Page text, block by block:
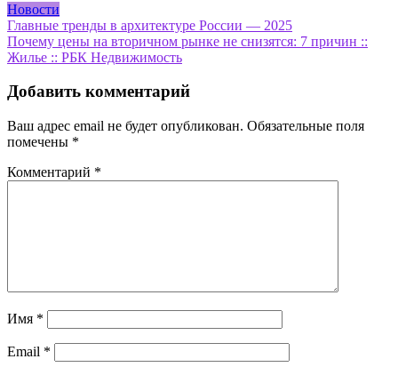
Новости
Навигация
по
Главные тренды в архитектуре России — 2025
Почему цены на вторичном рынке не снизятся: 7 причин ::
Жилье :: РБК Недвижимость
Добавить комментарий
Ваш адрес email не будет опубликован. Обязательные поля
помечены *
Комментарий *
Имя *
Email *